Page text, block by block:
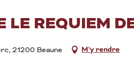
LE REQUIEM
21200 Beaune M'y rendre